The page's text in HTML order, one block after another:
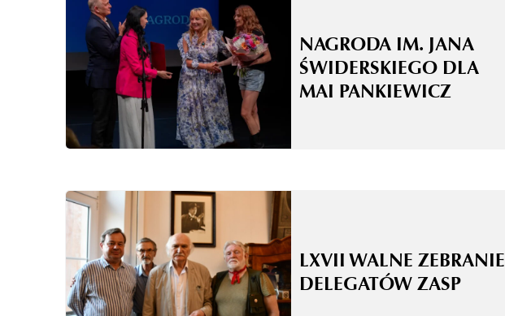
NAGRODA IM. JANA
ŚWIDERSKIEGO DLA
MAI PANKIEWICZ
LXVII WALNE ZEBRANIE
DELEGATÓW ZASP